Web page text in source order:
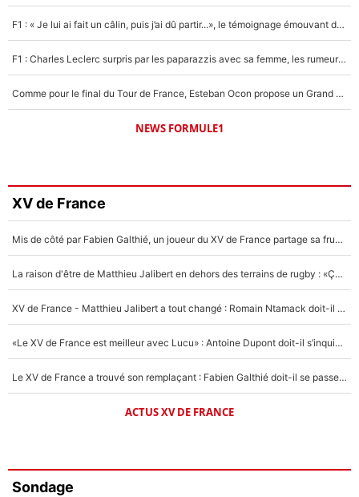
F1 : « Je lui ai fait un câlin, puis j’ai dû partir...», le témoignage émouvant de Max Verstappen sur sa fille
F1 : Charles Leclerc surpris par les paparazzis avec sa femme, les rumeurs étaient vraies !
Comme pour le final du Tour de France, Esteban Ocon propose un Grand Prix de Formule 1 à Paris : «Autour de l’Arc de Triomphe, ce serait génial» !
NEWS FORMULE1
XV de France
Mis de côté par Fabien Galthié, un joueur du XV de France partage sa frustration : «ils ne me l’ont pas dit tout de suite»
La raison d'être de Matthieu Jalibert en dehors des terrains de rugby : «Ça m'atteint autant que si tu touches à un membre de ma famille»
XV de France - Matthieu Jalibert a tout changé : Romain Ntamack doit-il s’inquiéter pour sa place à un an de la Coupe du monde ?
«Le XV de France est meilleur avec Lucu» : Antoine Dupont doit-il s’inquiéter pour sa place ?
Le XV de France a trouvé son remplaçant : Fabien Galthié doit-il se passer d'Antoine Dupont ?
ACTUS XV DE FRANCE
Sondage